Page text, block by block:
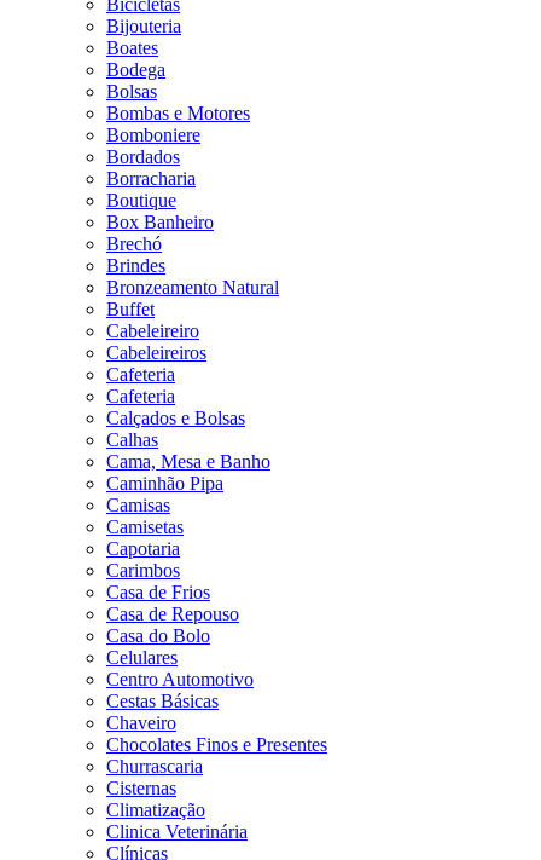
Bicicletas
Bijouteria
Boates
Bodega
Bolsas
Bombas e Motores
Bomboniere
Bordados
Borracharia
Boutique
Box Banheiro
Brechó
Brindes
Bronzeamento Natural
Buffet
Cabeleireiro
Cabeleireiros
Cafeteria
Cafeteria
Calçados e Bolsas
Calhas
Cama, Mesa e Banho
Caminhão Pipa
Camisas
Camisetas
Capotaria
Carimbos
Casa de Frios
Casa de Repouso
Casa do Bolo
Celulares
Centro Automotivo
Cestas Básicas
Chaveiro
Chocolates Finos e Presentes
Churrascaria
Cisternas
Climatização
Clinica Veterinária
Clínicas